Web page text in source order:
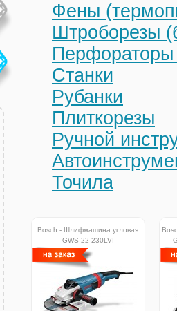
Фены
Штроборезы
Перфораторы
Станки
Рубанки
Плиткорезы
Ручной
Точила
Bosch - Шлифмашина угловая
GWS 22-230LVI